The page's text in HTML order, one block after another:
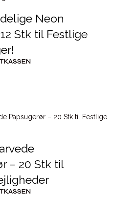
Neon
Stk til Festlige
– 20 Stk til